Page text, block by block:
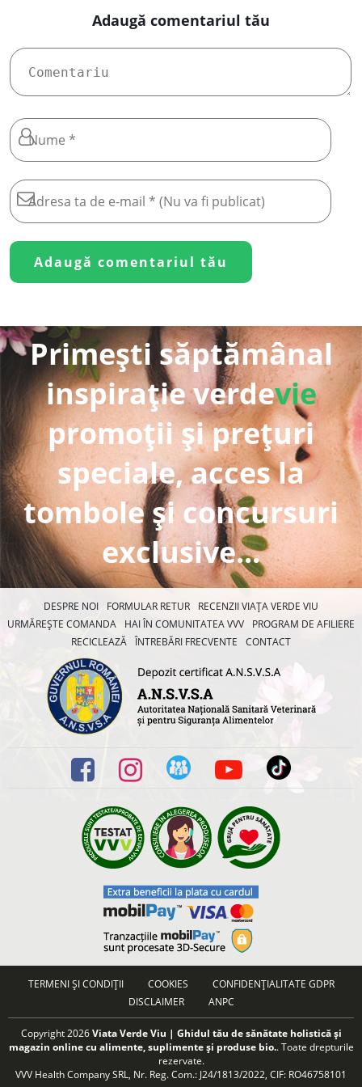
Adaugă comentariul tău
Primești săptămânal
inspirație verdevie
promoții și prețuri
speciale, acces la
tombole și concursuri
exclusive...
DESPRE NOI FORMULAR RETUR
RECENZII VIAȚA VERDE VIU
URMĂREȘTE COMANDA
HAI ÎN COMUNITATEA VVV
PROGRAM DE AFILIERE
RECICLEAZĂ ÎNTREBĂRI FRECVENTE CONTACT
TERMENI ȘI CONDIȚII COOKIES
CONFIDENȚIALITATE GDPR
DISCLAIMER
ANPC
Copyright 2026Viata Verde Viu | Ghidul tău de sănătate holistică și
magazin online cu alimente, suplimente și produse bio.. Toate drepturile
rezervate.
VVV Health Company SRL, Nr. Reg. Com.: J24/1813/2022, CIF: RO46758101